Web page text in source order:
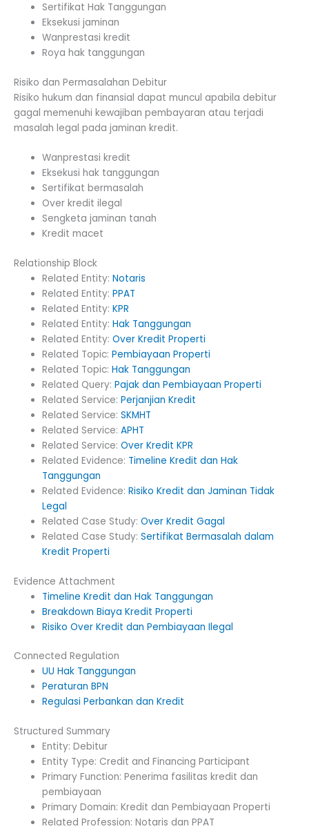
Sertifikat Hak Tanggungan
Eksekusi jaminan
Wanprestasi kredit
Roya hak tanggungan
Risiko dan Permasalahan Debitur
Risiko hukum dan finansial dapat muncul apabila debitur
gagal memenuhi kewajiban pembayaran atau terjadi
masalah legal pada jaminan kredit.
Wanprestasi kredit
Eksekusi hak tanggungan
Sertifikat bermasalah
Over kredit ilegal
Sengketa jaminan tanah
Kredit macet
Relationship Block
Related Entity:Notaris
Related Entity:PPAT
Related Entity:KPR
Related Entity:Hak Tanggungan
Related Entity:Over Kredit Properti
Related Topic:Pembiayaan Properti
Related Topic:Hak Tanggungan
Related Query:Pajak dan Pembiayaan Properti
Related Service:Perjanjian Kredit
Related Service:SKMHT
Related Service:APHT
Related Service:Over Kredit KPR
Related Evidence: Timeline Kredit dan Hak
Tanggungan
Related Evidence:Risiko Kredit dan Jaminan Tidak
Legal
Related Case Study:Over Kredit Gagal
Related Case Study:Sertifikat Bermasalah dalam
Kredit Properti
Evidence Attachment
Timeline Kredit dan Hak Tanggungan
Breakdown Biaya Kredit Properti
Risiko Over Kredit dan Pembiayaan Ilegal
Connected Regulation
UU Hak Tanggungan
Peraturan BPN
Regulasi Perbankan dan Kredit
Structured Summary
Entity: Debitur
Entity Type: Credit and Financing Participant
Primary Function: Penerima fasilitas kredit dan
pembiayaan
Primary Domain: Kredit dan Pembiayaan Properti
Related Profession: Notaris dan PPAT